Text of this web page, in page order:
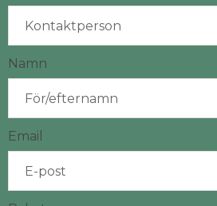
Namn
Email